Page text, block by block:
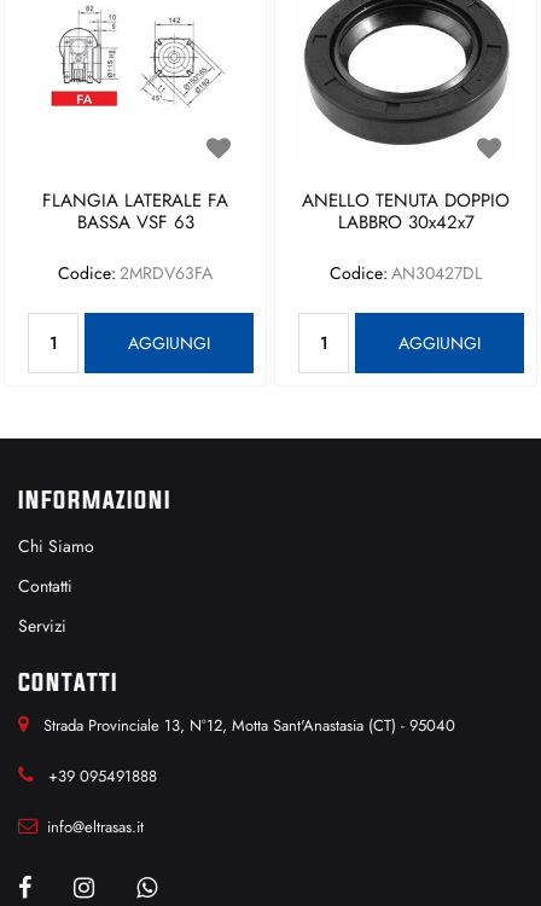
FLANGIA LATERALE FA
BASSA VSF 63
Codice: 2MRDV63FA
AGGIUNGI
ANELLO TENUTA DOPPIO
LABBRO 30x42x7
Codice: AN30427DL
AGGIUNGI
INFORMAZIONI
Chi Siamo
Contatti
Servizi
CONTATTI
Strada Provinciale 13, N°12, Motta Sant'Anastasia (CT) - 95040
+39 095491888
info@eltrasas.it